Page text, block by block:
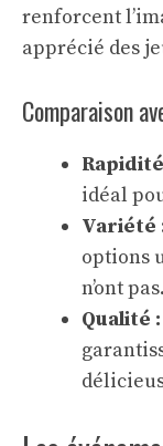
renforcent
apprécié des
Comparaison
idéal
Variété
options
n’ont pas.
Qualité :